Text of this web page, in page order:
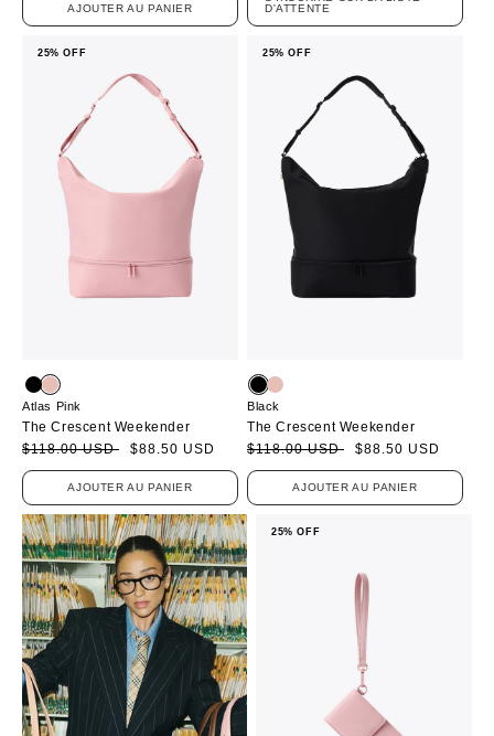
AJOUTER AU PANIER
D'ATTENTE
25% OFF
Atlas Pink
The Crescent Weekender
Prix
soldé
Prix
habituel
$118.00 USD $88.50 USD
AJOUTER AU PANIER
25% OFF
Black
The Crescent Weekender
Prix
soldé
Prix
habituel
$118.00 USD $88.50 USD
AJOUTER AU PANIER
25% OFF